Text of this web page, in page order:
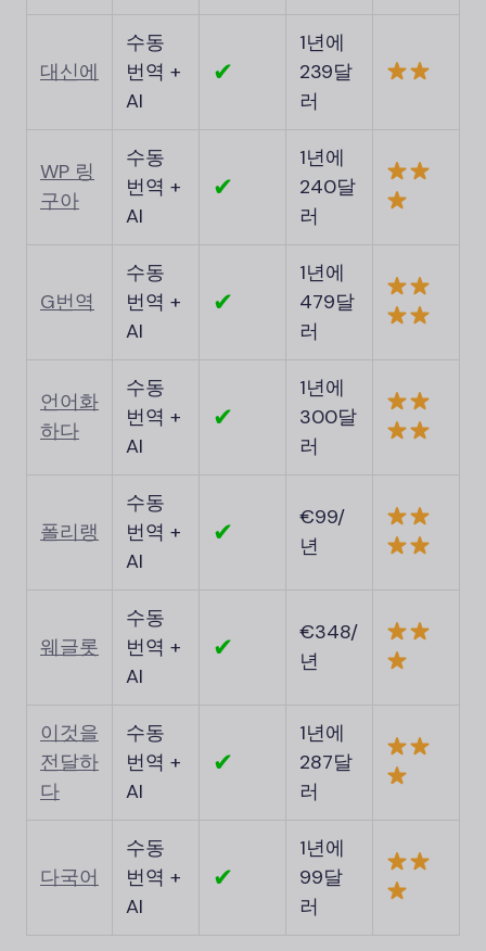
대신에
수동
번역 +
AI
✔
1년에
239달
러
WP 링
구아
수동
번역 +
AI
✔
1년에
240달
러
G번역
수동
번역 +
AI
✔
1년에
479달
러
언어화
하다
수동
번역 +
AI
✔
1년에
300달
러
폴리랭
수동
번역 +
AI
✔
€99/
년
웨글롯
수동
번역 +
AI
✔
€348/
년
이것을
전달하
다
수동
번역 +
AI
✔
1년에
287달
러
다국어
수동
번역 +
AI
✔
1년에
99달
러